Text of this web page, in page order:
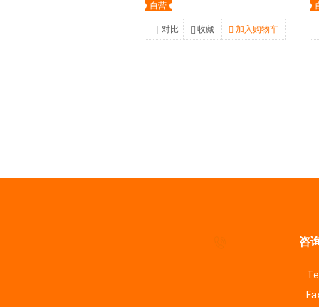
自营
对比 收藏 加入购物车
咨